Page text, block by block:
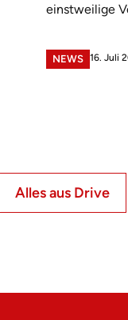
einstweilige
NEWS 16. Juli
Alles aus Drive